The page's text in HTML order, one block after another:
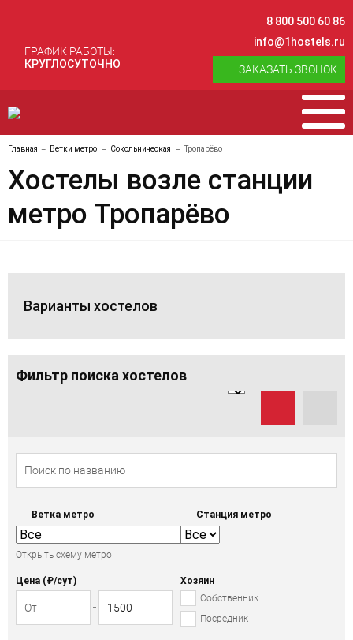
ГРАФИК РАБОТЫ:
КРУГЛОСУТОЧНО
8 800 500 60 86
info@1hostels.ru
ЗАКАЗАТЬ ЗВОНОК
Главная Ветки метро Сокольническая Тропарёво
Хостелы возле станции
метро Тропарёво
Варианты хостелов
Фильтр поиска хостелов
Ветка метро
Открыть схему метро
Станция метро
Цена (₽/cут)
Хозяин
Собственник
Посредник